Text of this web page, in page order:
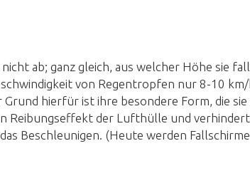
ab; ganz gleich, aus welcher Höhe sie
von Regentropfen nur 8-10 km/
Grund hierfür ist ihre besondere Form, die
Reibungseffekt der Lufthülle und
Beschleunigen. (Heute werden